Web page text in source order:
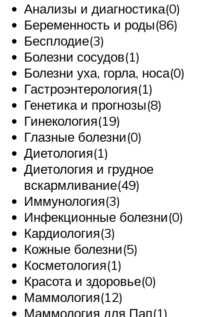
Анализы и диагностика(0)
Беременность и роды(86)
Бесплодие(3)
Болезни сосудов(1)
Болезни уха, горла, носа(0)
Гастроэнтерология(1)
Генетика и прогнозы(8)
Гинекология(19)
Глазные болезни(0)
Диетология(1)
Диетология и грудное
вскармливание(49)
Иммунология(3)
Инфекционные болезни(0)
Кардиология(3)
Кожные болезни(5)
Косметология(1)
Красота и здоровье(0)
Маммология(12)
Маммология для Пап(1)